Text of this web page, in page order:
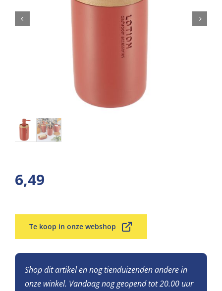
6,49
Te koop in onze webshop
Shop dit artikel en nog tienduizenden andere in
onze winkel. Vandaag nog geopend tot 20.00 uur